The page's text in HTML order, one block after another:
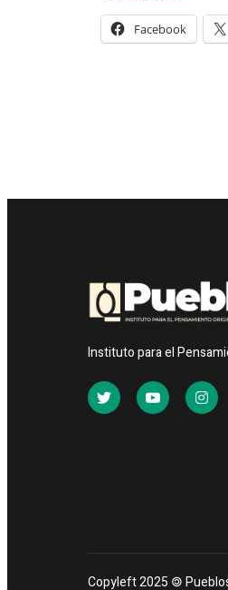
Facebook
Instituto para el
Copyleft 2025 🄯